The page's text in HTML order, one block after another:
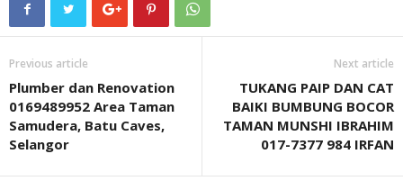
Previous article
Plumber dan Renovation
0169489952 Area Taman
Samudera, Batu Caves,
Selangor
Next article
TUKANG PAIP DAN CAT
BAIKI BUMBUNG BOCOR
TAMAN MUNSHI IBRAHIM
017-7377 984 IRFAN